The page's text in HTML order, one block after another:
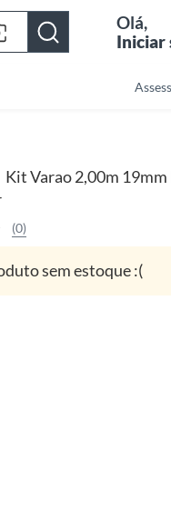
Olá,
Iniciar
Kit Varao 2,00m
(0)
sem estoque :(